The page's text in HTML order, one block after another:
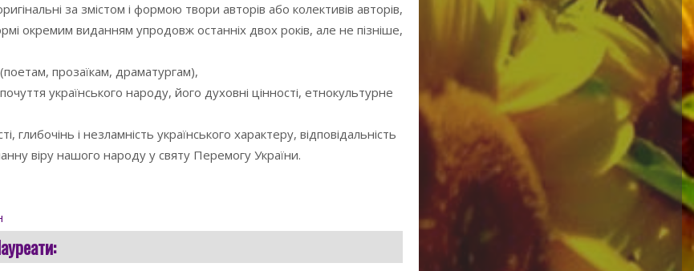
за змістом і формою твори авторів або колективів авторів,
окремим виданням упродовж останніх двох років, але не пізніше,
прозаїкам, драматургам),
українського народу, його духовні цінності, етнокультурне
і незламність українського характеру, відповідальність
віру нашого народу у святу Перемогу України.